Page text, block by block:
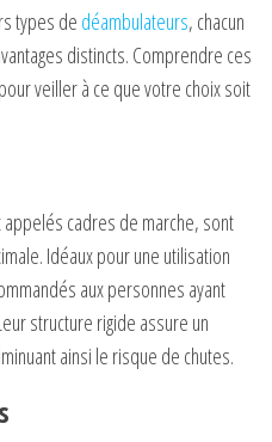
types de déambulateurs, chacun
distincts. Comprendre ces
veiller à ce que votre choix soit
appelés cadres de marche, sont
Idéaux pour une utilisation
aux personnes ayant
structure rigide assure un
ainsi le risque de chutes.